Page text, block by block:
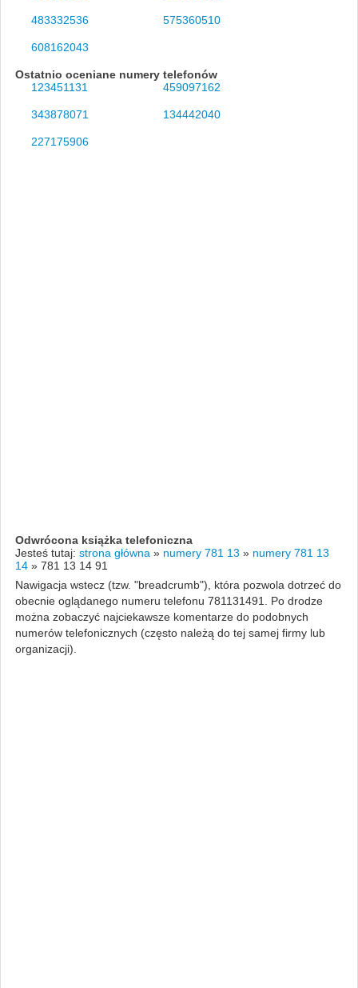
483332536 575360510
608162043
Ostatnio oceniane numery telefonów
123451131
459097162
343878071 134442040
227175906
Odwrócona książka telefoniczna
Jesteś tutaj: strona główna » numery 781 13 » numery 781 13
14 » 781 13 14 91
Nawigacja wstecz (tzw. "breadcrumb"), która pozwola dotrzeć do
obecnie oglądanego numeru telefonu 781131491. Po drodze
można zobaczyć najciekawsze komentarze do podobnych
numerów telefonicznych (często należą do tej samej firmy lub
organizacji).